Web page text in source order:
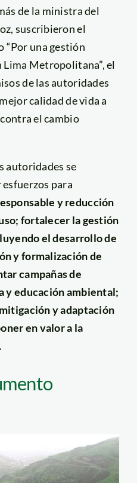
de la ministra del
suscribieron el
“Por una gestión
Metropolitana”, el
de las autoridades
calidad de vida a
el cambio
autoridades se
para
y reducción
fortalecer la gestión
el desarrollo de
y formalización de
campañas de
y educación ambiental;
y adaptación
en valor a la
.